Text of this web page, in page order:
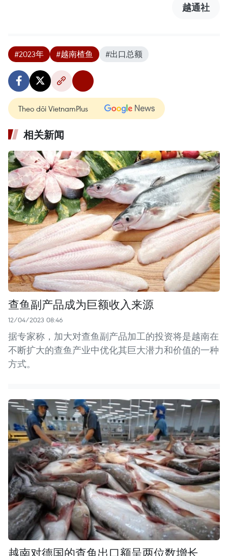
越通社
#2023年 #越南楂鱼 #出口总额
Theo dõi VietnamPlus
相关新闻
查鱼副产品成为巨额收入来源
12/04/2023 08:46
据专家称，加大对查鱼副产品加工的投资将是越南在
不断扩大的查鱼产业中优化其巨大潜力和价值的一种
方式。
越南对德国的查鱼出口额呈两位数增长